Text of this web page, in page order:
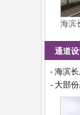
海滨
通道
- 海滨
- 大部